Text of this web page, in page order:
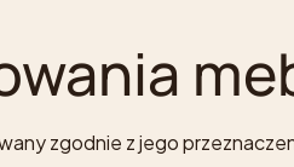
zgodnie z jego